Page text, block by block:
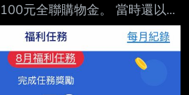
元全聯購物金。 當時還以為
動送的，開心地用掉後也不以
覽了一下px pay，發現原來
任務」，而且很容易就達成。
聯實體門市消費的時候，使用